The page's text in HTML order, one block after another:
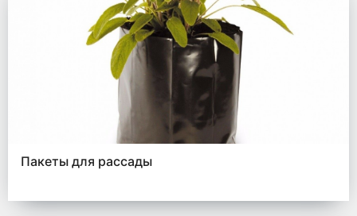
Пакеты для рассады